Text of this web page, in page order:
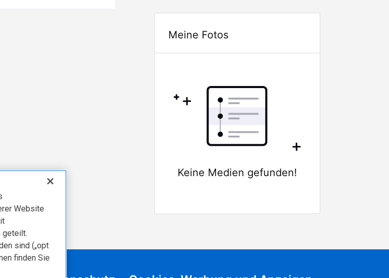
Meine Fotos
Keine Medien gefunden!
Website
geteilt.
sind („opt
finden Sie